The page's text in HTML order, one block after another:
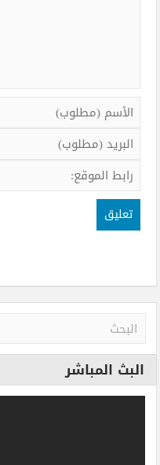
البث المباشر